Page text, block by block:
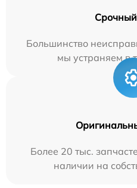
Большинство
мы устраняем в
Более 20 тыс.
наличии на